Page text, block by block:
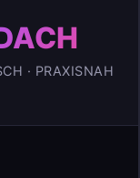
· PRAXISNAH